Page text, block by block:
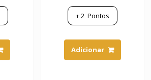
+2 Pontos
Adicionar